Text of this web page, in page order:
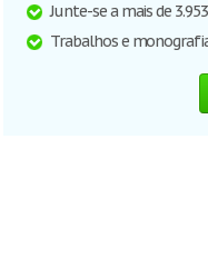
Junte-se a mais de
Trabalhos e